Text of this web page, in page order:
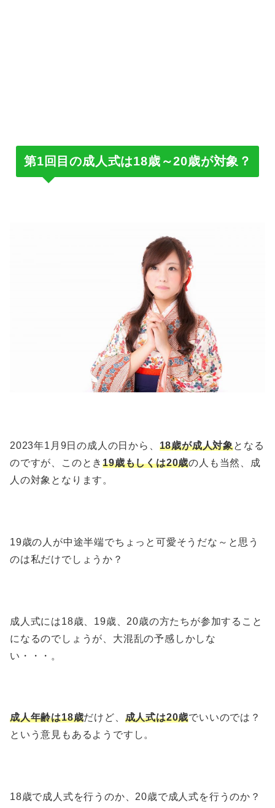
第1回目の成人式は18歳～20歳が対象？
2023年1月9日の成人の日から、 18歳が成人対象となる
のですが、このとき19歳もしくは20歳の人も当然、成
人の対象となります。
19歳の人が中途半端でちょっと可愛そうだな～と思う
のは私だけでしょうか？
成人式には18歳、19歳、20歳の方たちが参加すること
になるのでしょうが、大混乱の予感しかしな
い・・・。
成人年齢は18歳だけど、 成人式は20歳でいいのでは？
という意見もあるようですし。
18歳で成人式を行うのか、20歳で成人式を行うのか？